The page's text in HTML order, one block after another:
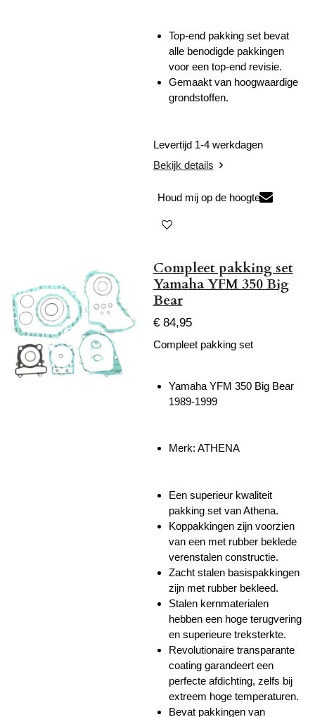
Top-end pakking set bevat
alle benodigde pakkingen
voor een top-end revisie.
Gemaakt van hoogwaardige
grondstoffen.
Levertijd 1-4 werkdagen
Bekijk details
Houd mij op de hoogte
Compleet pakking set
Yamaha YFM 350 Big
Bear
€ 84,95
Compleet pakking set
Yamaha YFM 350 Big Bear
1989-1999
Merk: ATHENA
Een superieur kwaliteit
pakking set van Athena.
Koppakkingen zijn voorzien
van een met rubber beklede
verenstalen constructie.
Zacht stalen basispakkingen
zijn met rubber bekleed.
Stalen kernmaterialen
hebben een hoge terugvering
en superieure treksterkte.
Revolutionaire transparante
coating garandeert een
perfecte afdichting, zelfs bij
extreem hoge temperaturen.
Bevat pakkingen van